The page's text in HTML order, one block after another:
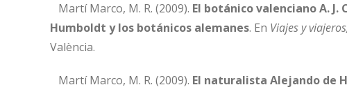
Martí Marco, M. R. (2009). El botánico valenciano A.
Humboldt y los botánicos alemanes. En Viajes y
València.
Martí Marco, M. R. (2009). El naturalista Alejando de